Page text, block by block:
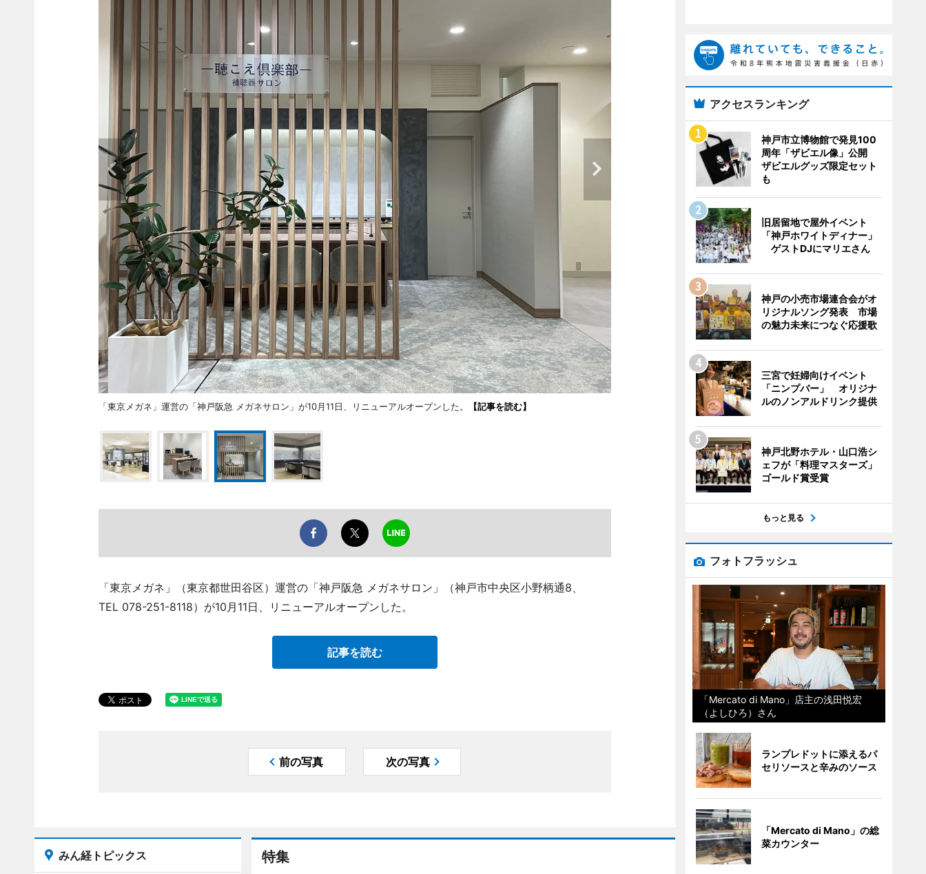
「東京メガネ」運営の「神戸阪急 メガネサロン」が10月11日、リニューアルオープンした。 【記事を読む】
「東京メガネ」（東京都世田谷区）運営の「神戸阪急 メガネサロン」（神戸市中央区小野柄通8、
TEL 078-251-8118）が10月11日、リニューアルオープンした。
記事を読む
前の写真 次の写真
特集
みん経トピックス
アクセスランキング
神戸市立博物館で発見100
周年「ザビエル像」公開
ザビエルグッズ限定セット
も
旧居留地で屋外イベント
「神戸ホワイトディナー」
ゲストDJにマリエさん
神戸の小売市場連合会がオ
リジナルソング発表 市場
の魅力未来につなぐ応援歌
三宮で妊婦向けイベント
「ニンプバー」 オリジナ
ルのノンアルドリンク提供
神戸北野ホテル・山口浩シ
ェフが「料理マスターズ」
ゴールド賞受賞
もっと見る
フォトフラッシュ
「Mercato di Mano」店主の浅田悦宏
（よしひろ）さん
ランプレドットに添えるパ
セリソースと辛みのソース
「Mercato di Mano」の総
菜カウンター